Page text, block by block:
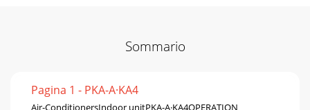
Sommario
Pagina 1 - PKA-A·KA4
Air-ConditionersIndoor unitPKA-A·KA4OPERATION